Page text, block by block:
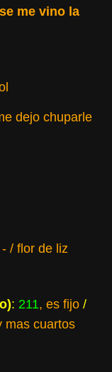
me vino la
dejo chuparle
/ flor de liz
: 211, es fijo /
mas cuartos